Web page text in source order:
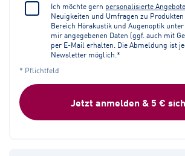
Ich möchte gern personalisierte Angebote
Neuigkeiten und Umfragen zu Produkten
Bereich Hörakustik und Augenoptik
mir angegebenen Daten (ggf. auch mit
per E-Mail erhalten. Die Abmeldung ist
Newsletter möglich.*
* Pflichtfeld
Jetzt anmelden & 5 €